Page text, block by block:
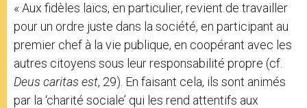
« Aux fidèles laïcs, en particulier, revient de travailler
pour un ordre juste dans la société, en participant au
premier chef à la vie publique, en coopérant avec les
autres citoyens sous leur responsabilité propre (cf.
Deus caritas est, 29). En faisant cela, ils sont animés
par la ‘charité sociale’ qui les rend attentifs aux